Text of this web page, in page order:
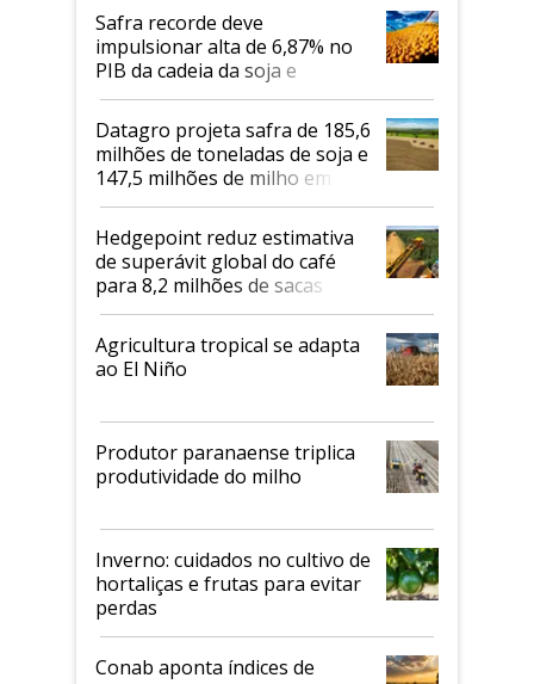
Safra recorde deve
impulsionar alta de 6,87% no
PIB da cadeia da soja e
biodiesel em 2026
Datagro projeta safra de 185,6
milhões de toneladas de soja e
147,5 milhões de milho em
2026/27
Hedgepoint reduz estimativa
de superávit global do café
para 8,2 milhões de sacas
Agricultura tropical se adapta
ao El Niño
Produtor paranaense triplica
produtividade do milho
Inverno: cuidados no cultivo de
hortaliças e frutas para evitar
perdas
Conab aponta índices de